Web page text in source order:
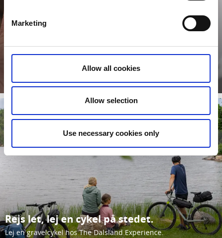
Marketing
Allow all cookies
Allow selection
Use necessary cookies only
Svensk fika + cykel = skønt
Stop ved sommeråbne cafeer.
Læs mere
Rejs let, lej en cykel på stedet.
Lej en gravelcykel hos The Dalsland Experience.